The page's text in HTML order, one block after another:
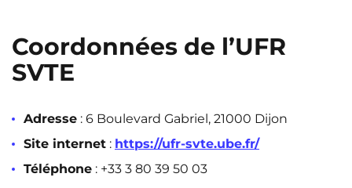
Coordonnées de l’UFR
SVTE
Adresse : 6 Boulevard Gabriel, 21000 Dijon
Site internet : https://ufr-svte.ube.fr/
Téléphone : +33 3 80 39 50 03